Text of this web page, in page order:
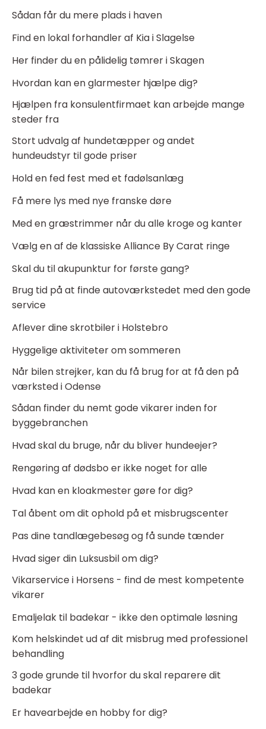
Sådan får du mere plads i haven
Find en lokal forhandler af Kia i Slagelse
Her finder du en pålidelig tømrer i Skagen
Hvordan kan en glarmester hjælpe dig?
Hjælpen fra konsulentfirmaet kan arbejde mange
steder fra
Stort udvalg af hundetæpper og andet
hundeudstyr til gode priser
Hold en fed fest med et fadølsanlæg
Få mere lys med nye franske døre
Med en græstrimmer når du alle kroge og kanter
Vælg en af de klassiske Alliance By Carat ringe
Skal du til akupunktur for første gang?
Brug tid på at finde autoværkstedet med den gode
service
Aflever dine skrotbiler i Holstebro
Hyggelige aktiviteter om sommeren
Når bilen strejker, kan du få brug for at få den på
værksted i Odense
Sådan finder du nemt gode vikarer inden for
byggebranchen
Hvad skal du bruge, når du bliver hundeejer?
Rengøring af dødsbo er ikke noget for alle
Hvad kan en kloakmester gøre for dig?
Tal åbent om dit ophold på et misbrugscenter
Pas dine tandlægebesøg og få sunde tænder
Hvad siger din Luksusbil om dig?
Vikarservice i Horsens - find de mest kompetente
vikarer
Emaljelak til badekar - ikke den optimale løsning
Kom helskindet ud af dit misbrug med professionel
behandling
3 gode grunde til hvorfor du skal reparere dit
badekar
Er havearbejde en hobby for dig?